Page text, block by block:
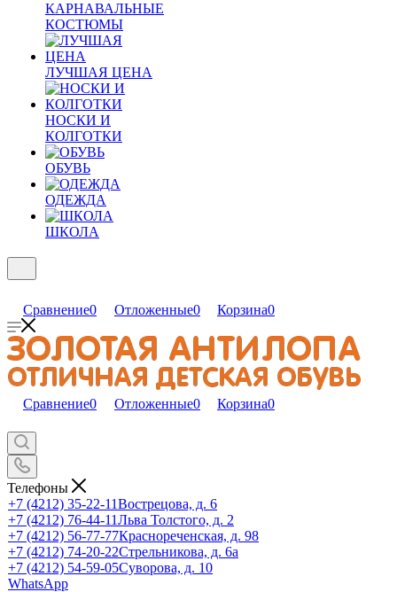
КАРНАВАЛЬНЫЕ
КОСТЮМЫ
ЛУЧШАЯ ЦЕНА
НОСКИ И
КОЛГОТКИ
ОБУВЬ
ОДЕЖДА
ШКОЛА
Сравнение0 Отложенные0 Корзина0
Сравнение0 Отложенные0 Корзина0
Телефоны
+7 (4212) 35-22-11Вострецова, д. 6
+7 (4212) 76-44-11Льва Толстого, д. 2
+7 (4212) 56-77-77Краснореченская, д. 98
+7 (4212) 74-20-22Стрельникова, д. 6а
+7 (4212) 54-59-05Суворова, д. 10
WhatsApp